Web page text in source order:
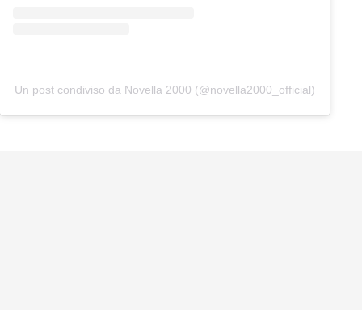
Un post condiviso da Novella 2000 (@novella2000_official)